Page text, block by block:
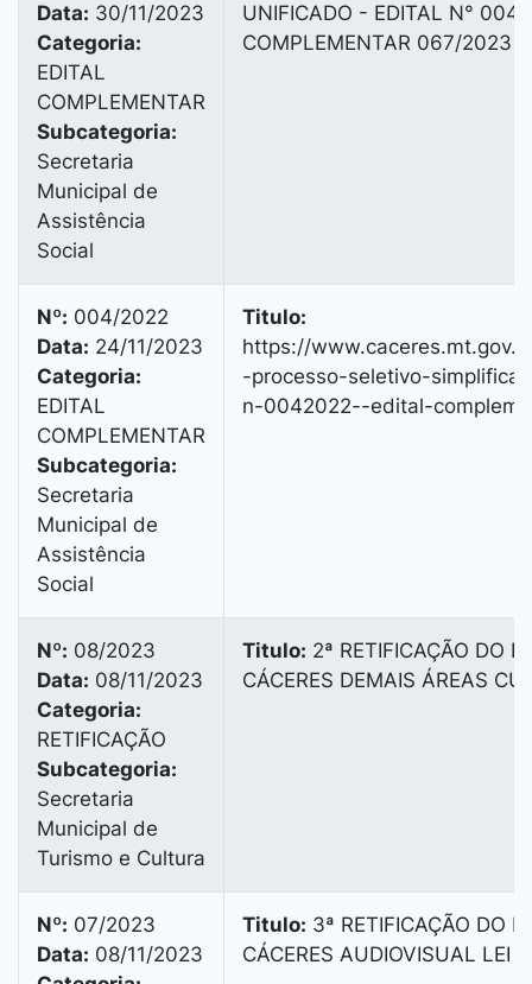
Data: 30/11/2023
Categoria:
EDITAL
COMPLEMENTAR
Subcategoria:
Secretaria
Municipal de
Assistência
Social
UNIFICADO - EDITAL N°
COMPLEMENTAR 067/2023
Nº: 004/2022
Data: 24/11/2023
Categoria:
EDITAL
COMPLEMENTAR
Subcategoria:
Secretaria
Municipal de
Assistência
Social
Titulo:
https://
-processo-seletivo-
n-0042022--edital-
Nº: 08/2023
Data: 08/11/2023
Categoria:
RETIFICAÇÃO
Subcategoria:
Secretaria
Municipal de
Turismo e Cultura
Titulo: 2ª RETIFICAÇÃO DO
CÁCERES DEMAIS ÁREAS
Nº: 07/2023
Data: 08/11/2023
Titulo: 3ª RETIFICAÇÃO DO
CÁCERES AUDIOVISUAL LEI